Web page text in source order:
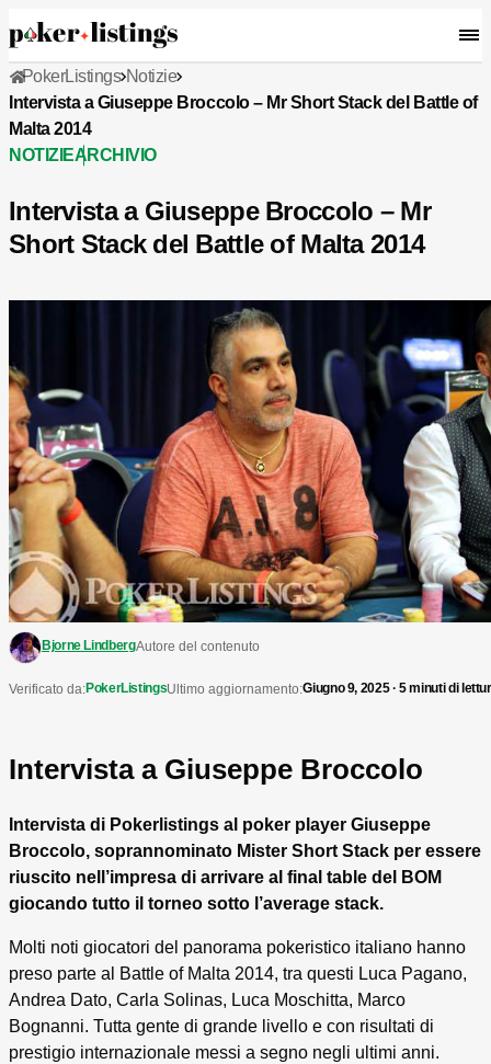
PokerListings Notizie
Intervista a Giuseppe Broccolo – Mr Short Stack del Battle of
Malta 2014
NOTIZIEARCHIVIO
Intervista a Giuseppe Broccolo – Mr
Short Stack del Battle of Malta 2014
Bjorne LindbergAutore del contenuto
Verificato da:PokerListingsUltimo aggiornamento:Giugno 9, 2025 · 5 minuti di
Intervista a Giuseppe Broccolo
Intervista di Pokerlistings al poker player Giuseppe
Broccolo, soprannominato Mister Short Stack per essere
riuscito nell’impresa di arrivare al final table del BOM
giocando tutto il torneo sotto l’average stack.
Molti noti giocatori del panorama pokeristico italiano hanno
preso parte al Battle of Malta 2014, tra questi Luca Pagano,
Andrea Dato, Carla Solinas, Luca Moschitta, Marco
Bognanni. Tutta gente di grande livello e con risultati di
prestigio internazionale messi a segno negli ultimi anni.